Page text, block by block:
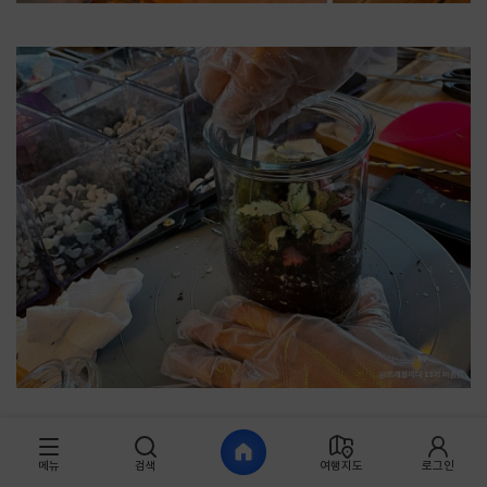
올담농원에서는 '테라리움' 체험을 할 수 있습니다. 테라리움은 투명한
유리그릇이나 입구가 작은 유리병 속에 흙을 채우고 이끼와 식물 조약돌을
메뉴 검색 여행지도 로그인